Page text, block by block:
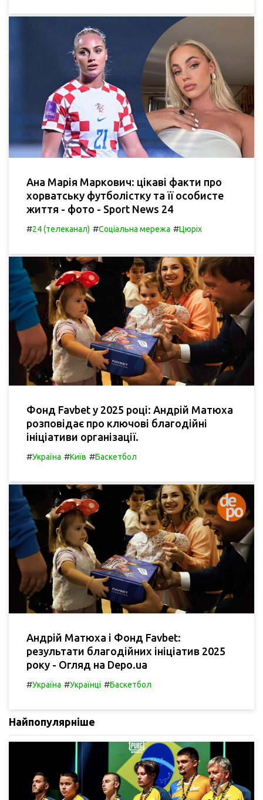
Ана Марія Маркович: цікаві факти про
хорватську футболістку та її особисте
життя - фото - Sport News 24
#24 (телеканал) #Соціальна мережа #Цюріх
Фонд Favbet у 2025 році: Андрій Матюха
розповідає про ключові благодійні
ініціативи організації.
#Україна #Київ #Баскетбол
Андрій Матюха і Фонд Favbet:
результати благодійних ініціатив 2025
року - Огляд на Depo.ua
#Україна #Українці #Баскетбол
Найпопулярніше